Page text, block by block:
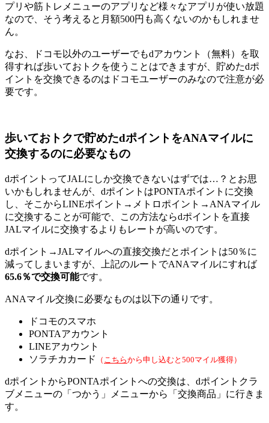
プリや筋トレメニューのアプリなど様々なアプリが使い放題
なので、そう考えると月額500円も高くないのかもしれませ
ん。
なお、ドコモ以外のユーザーでもdアカウント（無料）を取
得すれば歩いておトクを使うことはできますが、貯めたdポ
イントを交換できるのはドコモユーザーのみなので注意が必
要です。
歩いておトクで貯めたdポイントをANAマイルに
交換するのに必要なもの
dポイントってJALにしか交換できないはずでは…？とお思
いかもしれませんが、dポイントはPONTAポイントに交換
し、そこからLINEポイント→メトロポイント→ANAマイル
に交換することが可能で、この方法ならdポイントを直接
JALマイルに交換するよりもレートが高いのです。
dポイント→JALマイルへの直接交換だとポイントは50％に
減ってしまいますが、上記のルートでANAマイルにすれば
65.6％で交換可能です。
ANAマイル交換に必要なものは以下の通りです。
ドコモのスマホ
PONTAアカウント
LINEアカウント
ソラチカカード
（ こちらから申し込むと500マイル獲得）
dポイントからPONTAポイントへの交換は、dポイントクラ
ブメニューの「つかう」メニューから「交換商品」に行きま
す。